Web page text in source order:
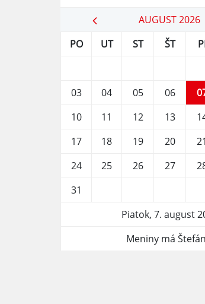
AUGUST 2026
PO
UT ST ŠT
03
04 05 06
10
11 12 13
17
18 19 20 21
24
25 26 27
31
Piatok, 7. august
Meniny má